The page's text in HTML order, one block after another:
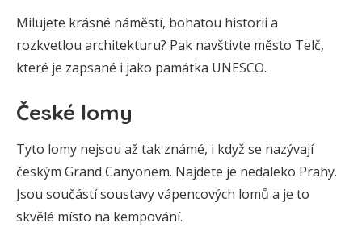
Milujete krásné náměstí, bohatou historii a
rozkvetlou architekturu? Pak navštivte město Telč,
které je zapsané i jako památka UNESCO.
České lomy
Tyto lomy nejsou až tak známé, i když se nazývají
českým Grand Canyonem. Najdete je nedaleko Prahy.
Jsou součástí soustavy vápencových lomů a je to
skvělé místo na kempování.